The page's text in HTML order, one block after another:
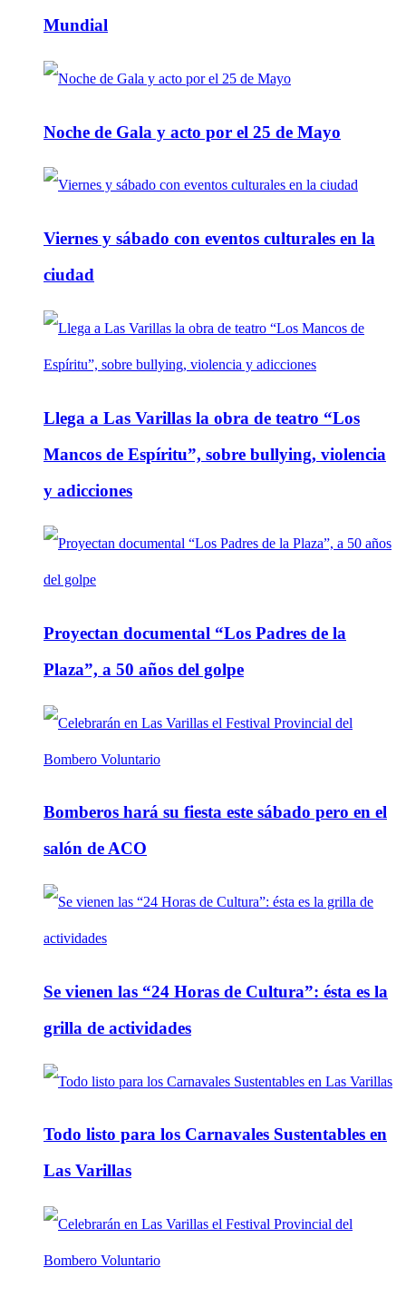
Mundial
Noche de Gala y acto por el 25 de Mayo
Viernes y sábado con eventos culturales en la
ciudad
Llega a Las Varillas la obra de teatro “Los
Mancos de Espíritu”, sobre bullying, violencia
y adicciones
Proyectan documental “Los Padres de la
Plaza”, a 50 años del golpe
Bomberos hará su fiesta este sábado pero en el
salón de ACO
Se vienen las “24 Horas de Cultura”: ésta es la
grilla de actividades
Todo listo para los Carnavales Sustentables en
Las Varillas